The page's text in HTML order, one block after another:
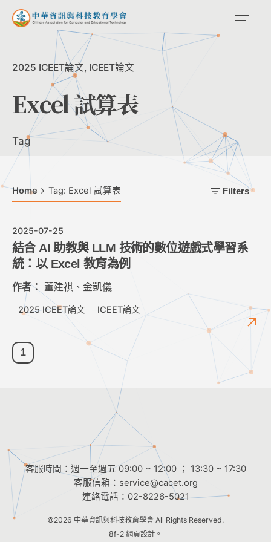
Skip
2025 ICEET論文 ICEET論文
Excel 試算表
Tag
Home Tag: Excel 試算表 Filters
2025-07-25
結合 AI 助教與 LLM 技術的數位遊戲式學習系
統：以 Excel 教育為例
作者： 董建祺、金凱儀
2025 ICEET論文 ICEET論文
1
客服時間：週一至週五 09:00 ~ 12:00 ； 13:30 ~ 17:30
客服信箱： service@cacet.org
連絡電話： 02-8226-5021
©2026 中華資訊與科技教育學會 All Rights Reserved.
8f-2 網頁設計。